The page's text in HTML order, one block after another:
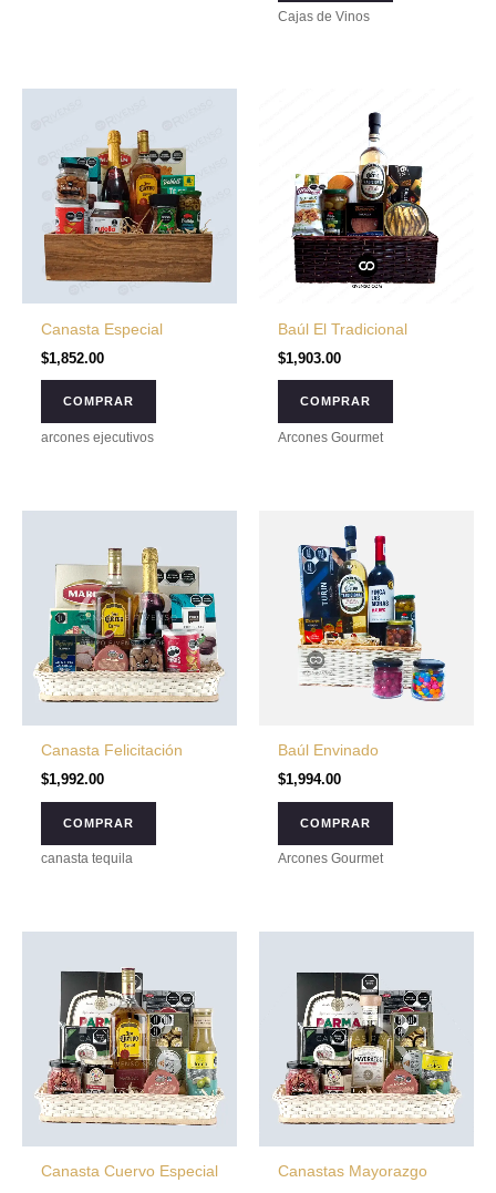
Cajas de Vinos
Canasta Especial
$1,852.00
COMPRAR
arcones ejecutivos
Baúl El Tradicional
$1,903.00
COMPRAR
Arcones Gourmet
Canasta Felicitación
$1,992.00
COMPRAR
canasta tequila
Baúl Envinado
$1,994.00
COMPRAR
Arcones Gourmet
Canasta Cuervo Especial Canastas Mayorazgo